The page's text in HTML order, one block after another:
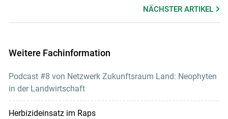
NÄCHSTERARTIKEL
Weitere Fachinformation
Podcast #8 von Netzwerk Zukunftsraum Land: Neophyten
in der Landwirtschaft
Herbizideinsatz im Raps